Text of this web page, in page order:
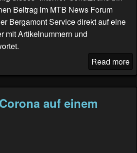
Beitrag im MTB News Forum
Bergamont Service direkt auf eine
mit Artikelnummern und
Read more
auf einem